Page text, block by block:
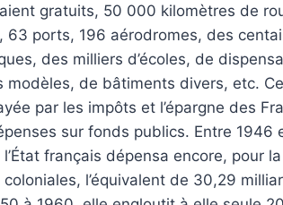
gratuits, 50 000 kilomètres de
63 ports, 196 aérodromes, des
des milliers d’écoles, de
modèles, de bâtiments divers, etc.
par les impôts et l’épargne des
sur fonds publics. Entre 1946
français dépensa encore, pour
coloniales, l’équivalent de 30,29